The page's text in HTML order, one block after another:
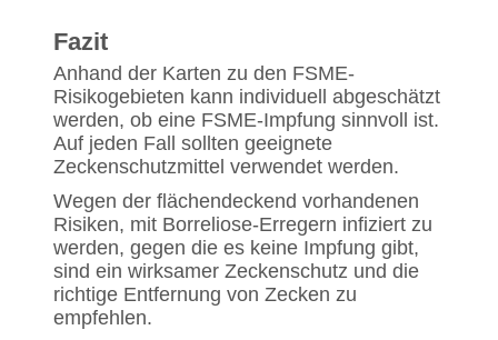
Fazit
Anhand der Karten zu den FSME-
Risikogebieten kann individuell abgeschätzt
werden, ob eine FSME-Impfung sinnvoll ist.
Auf jeden Fall sollten geeignete
Zeckenschutzmittel verwendet werden.
Wegen der flächendeckend vorhandenen
Risiken, mit Borreliose-Erregern infiziert zu
werden, gegen die es keine Impfung gibt,
sind ein wirksamer Zeckenschutz und die
richtige Entfernung von Zecken zu
empfehlen.